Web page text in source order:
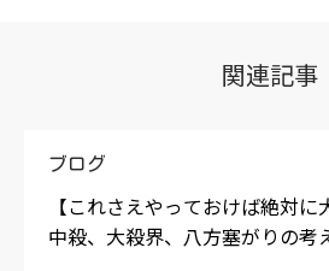
関連記事
ブログ
【これさえやっておけば絶対
中殺、大殺界、八方塞がりの考